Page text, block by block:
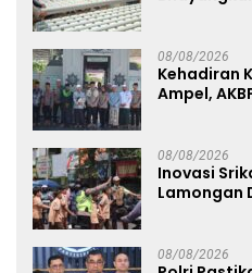
08/08/2026
Kehadiran
Ampel,
08/08/2026
Inovasi
Lamongan
08/08/2026